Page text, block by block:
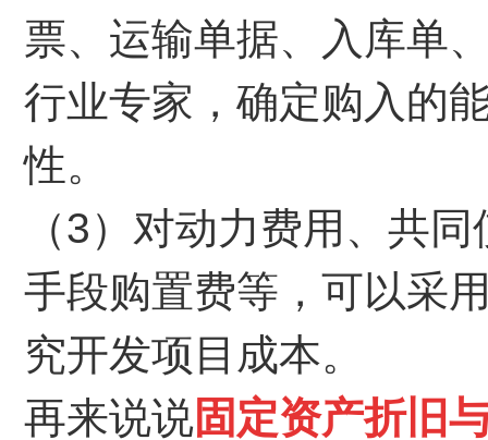
票、运输单据、入库单
行业专家，确定购入的
性。
（3）对动力费用、共
手段购置费等，可以采
究开发项目成本。
再来说说固定资产折旧